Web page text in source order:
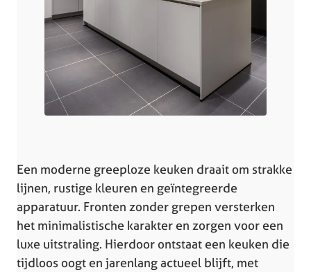
Een moderne greeploze keuken draait om strakke
lijnen, rustige kleuren en geïntegreerde
apparatuur. Fronten zonder grepen versterken
het minimalistische karakter en zorgen voor een
luxe uitstraling. Hierdoor ontstaat een keuken die
tijdloos oogt en jarenlang actueel blijft, met